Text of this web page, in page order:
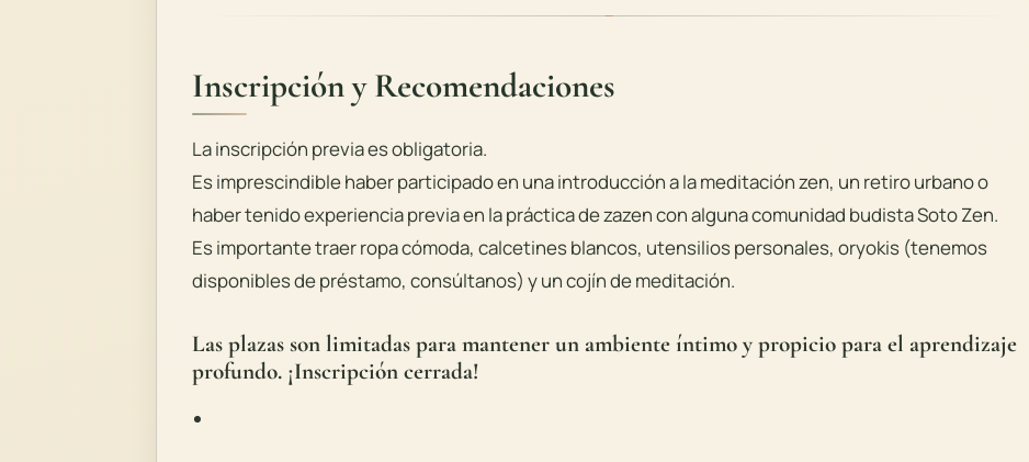
Inscripción y Recomendaciones
La inscripción previa es obligatoria.
Es imprescindible haber participado en una introducción a la meditación zen, un retiro urbano o
haber tenido experiencia previa en la práctica de zazen con alguna comunidad budista Soto Zen.
Es importante traer ropa cómoda, calcetines blancos, utensilios personales, oryokis (tenemos
disponibles de préstamo, consúltanos) y un cojín de meditación.
Las plazas son limitadas para mantener un ambiente íntimo y propicio para el aprendizaje
profundo. ¡Inscripción cerrada!